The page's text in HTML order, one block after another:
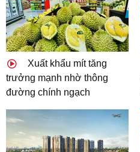
Xuất khẩu mít tăng
trưởng mạnh nhờ thông
đường chính ngạch